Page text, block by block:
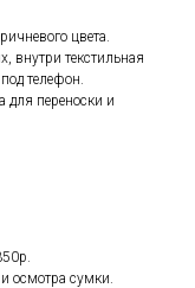
цвета.
внутри текстильная
телефон.
для переноски и
осмотра сумки.